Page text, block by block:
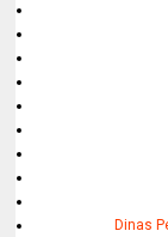
Dinas